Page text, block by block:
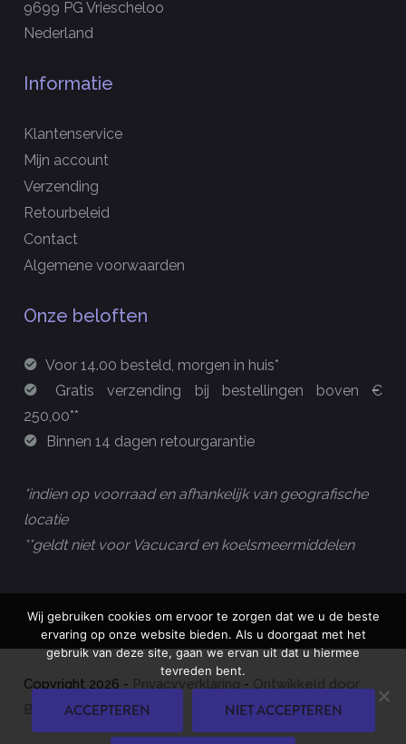
9699 PG Vriescheloo
Nederland
Informatie
Klantenservice
Mijn account
Verzending
Retourbeleid
Contact
Algemene voorwaarden
Onze beloften
Voor 14.00 besteld, morgen in huis*
Gratis verzending bij bestellingen boven €
250,00**
Binnen 14 dagen retourgarantie
*indien op voorraad en afhankelijk van geografische
locatie
**geldt niet voor Vacucard en koelsmeermiddelen
Copyright 2026 - Privacyverklaring - Ontwikkeld door
Best4u Group B.V.
Wij gebruiken cookies om ervoor te zorgen dat we u de beste
ervaring op onze website bieden. Als u doorgaat met het
gebruik van deze site, gaan we ervan uit dat u hiermee
tevreden bent.
ACCEPTEREN NIET ACCEPTEREN